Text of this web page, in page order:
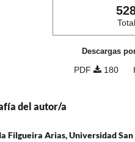
Total
Descargas
PDF 180
del autor/a
Filgueira Arias, Universidad San